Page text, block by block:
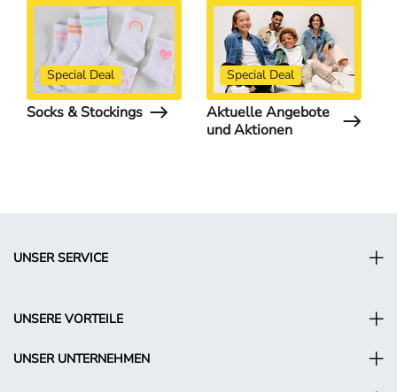
Special Deal
Socks & Stockings
Special Deal
Aktuelle Angebote
und Aktionen
UNSER SERVICE
UNSERE VORTEILE
UNSER UNTERNEHMEN